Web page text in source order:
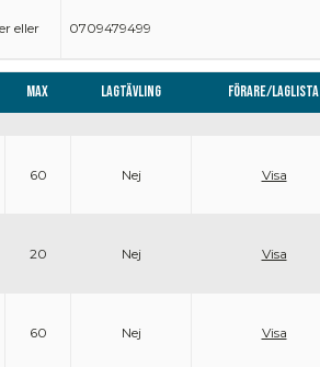
eller
0709479499
Max Lagtävling Förare/Laglista
60 Nej Visa
20 Nej Visa
60 Nej Visa